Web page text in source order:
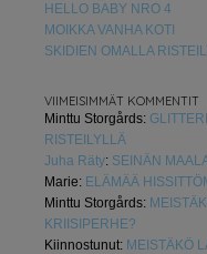
HELLO BABY NRO 4
MOIKKA VANHA KOTI
SKIDIEN OMALLA
VIIMEISIMMÄT KOMMENTIT
Minttu Storgårds:
RISTEILYLLÄ
Juha Räty: SEINÄN
Marie: ELÄMÄÄ
Minttu Storgårds:
KRIISIPERHE?
Kiinnostunut: MEISTÄKÖ